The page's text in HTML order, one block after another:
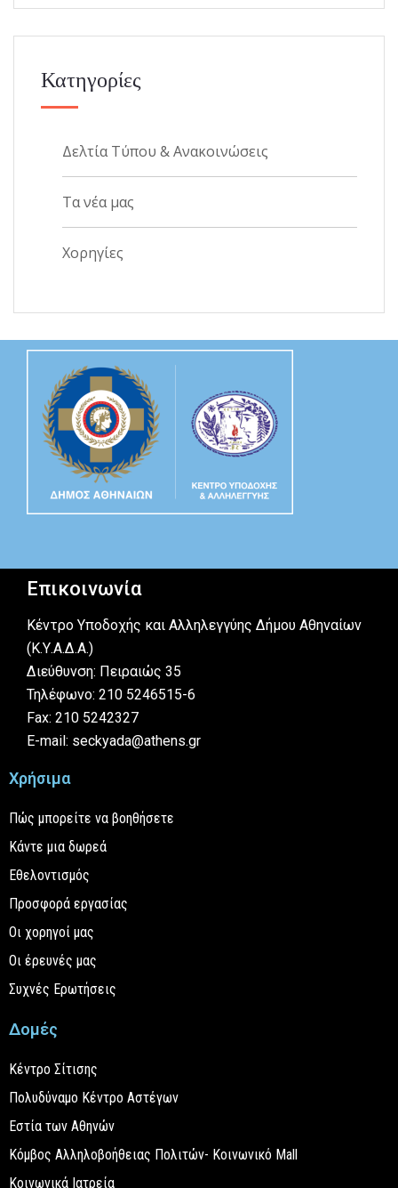
Κατηγορίες
Δελτία Τύπου & Ανακοινώσεις
Τα νέα μας
Χορηγίες
Επικοινωνία
Κέντρο Υποδοχής και Αλληλεγγύης Δήμου Αθηναίων
(Κ.Υ.Α.Δ.Α.)
Διεύθυνση: Πειραιώς 35
Τηλέφωνο: 210 5246515-6
Fax: 210 5242327
E-mail: seckyada@athens.gr
Χρήσιμα
Πώς μπορείτε να βοηθήσετε
Κάντε μια δωρεά
Εθελοντισμός
Προσφορά εργασίας
Οι χορηγοί μας
Οι έρευνές μας
Συχνές Ερωτήσεις
Δομές
Κέντρο Σίτισης
Πολυδύναμο Κέντρο Αστέγων
Εστία των Αθηνών
Κόμβος Αλληλοβοήθειας Πολιτών- Κοινωνικό Mall
Κοινωνικά Ιατρεία